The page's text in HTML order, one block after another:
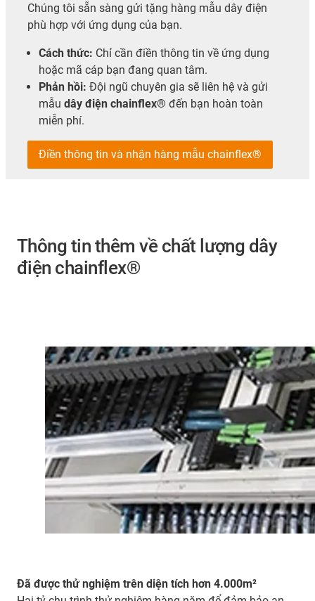
Chúng tôi sẵn sàng gửi tặng hàng mẫu dây điện
phù hợp với ứng dụng của bạn.
Cách thức: Chỉ cần điền thông tin về ứng dụng
hoặc mã cáp bạn đang quan tâm.
Phản hồi: Đội ngũ chuyên gia sẽ liên hệ và gửi
mẫu dây điện chainflex® đến bạn hoàn toàn
miễn phí.
Điền thông tin và nhận hàng mẫu chainflex®
Thông tin thêm về chất lượng dây
điện chainflex®
Đã được thử nghiệm trên diện tích hơn 4.000m²